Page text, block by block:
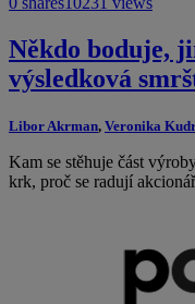
Někdo boduje,
výsledková
Libor Akrman, Veronika
Kam se stěhuje část
krk, proč se radují